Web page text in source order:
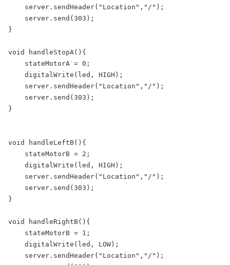
server.sendHeader("Location","/");
server.send(303);
}
void handleStopA(){
stateMotorA = 0;
digitalWrite(led, HIGH);
server.sendHeader("Location","/");
server.send(303);
}
void handleLeftB(){
stateMotorB = 2;
digitalWrite(led, HIGH);
server.sendHeader("Location","/");
server.send(303);
}
void handleRightB(){
stateMotorB = 1;
digitalWrite(led, LOW);
server.sendHeader("Location","/");